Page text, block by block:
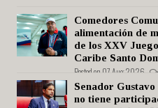
Comedores
alimentación de
de los XXV
Caribe Santo
Posted on 07 Aug 2026 -
Senador
no tiene